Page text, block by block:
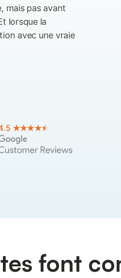
mais pas avant
lorsque la
avec une vraie
font